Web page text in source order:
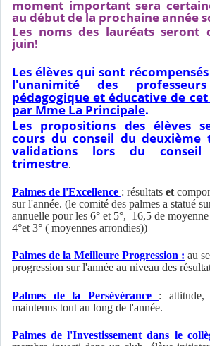
moment importantsera
au début de la prochaine année
Les noms des lauréats seront
juin!
Les élèves qui sont
l'unanimité des
pédagogique et éducative de
par Mme La Principale.
Les propositions des élèves
cours du conseil du deuxième
validations lors du
trimestre.
Palmes de l'Excellence : résultats et
sur l'année. (le comité des palmes a statué
annuelle pour les 6° et 5°, 16,5 de
4°et 3° ( moyennes arrondies))
Palmes de la Meilleure Progression : au
progression sur l'année au niveau des
Palmes de la Persévérance : attitude,
maintenus tout au long de l'année.
Palmes de l'Investissement dans le